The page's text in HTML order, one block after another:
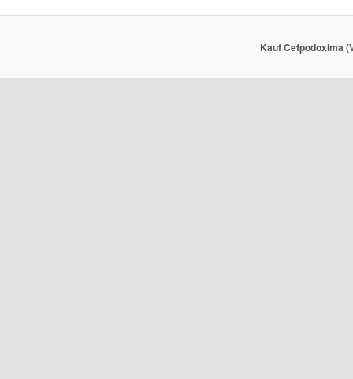
Kauf Cefpodoxima